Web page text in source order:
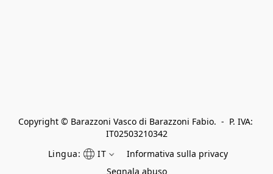
Copyright © Barazzoni Vasco di Barazzoni Fabio.  -  P. IVA:
IT02503210342
Lingua:
IT
Informativa sulla privacy
Segnala abuso